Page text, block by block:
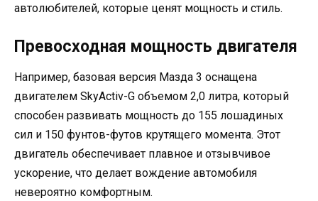
автолюбителей, которые ценят мощность и стиль.
Превосходная мощность двигателя
Например, базовая версия Мазда 3 оснащена
двигателем SkyActiv-G объемом 2,0 литра, который
способен развивать мощность до 155 лошадиных
сил и 150 фунтов-футов крутящего момента. Этот
двигатель обеспечивает плавное и отзывчивое
ускорение, что делает вождение автомобиля
невероятно комфортным.